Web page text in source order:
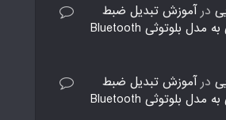
درآموزش تبدیل ضبط
صوت قدیمی به مدل بلوتوثی Bluetooth
درآموزش تبدیل ضبط
صوت قدیمی به مدل بلوتوثی Bluetooth